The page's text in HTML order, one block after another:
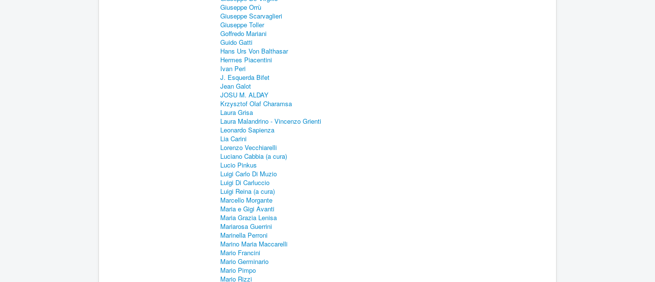
Giuseppe Orrù
Giuseppe Scarvaglieri
Giuseppe Toller
Goffredo Mariani
Guido Gatti
Hans Urs Von Balthasar
Hermes Piacentini
Ivan Peri
J. Esquerda Bifet
Jean Galot
JOSU M. ALDAY
Krzysztof Olaf Charamsa
Laura Grisa
Laura Malandrino - Vincenzo Grienti
Leonardo Sapienza
Lia Carini
Lorenzo Vecchiarelli
Luciano Cabbia (a cura)
Lucio Pinkus
Luigi Carlo Di Muzio
Luigi Di Carluccio
Luigi Reina (a cura)
Marcello Morgante
Maria e Gigi Avanti
Maria Grazia Lenisa
Mariarosa Guerrini
Marinella Perroni
Marino Maria Maccarelli
Mario Francini
Mario Germinario
Mario Pimpo
Mario Rizzi